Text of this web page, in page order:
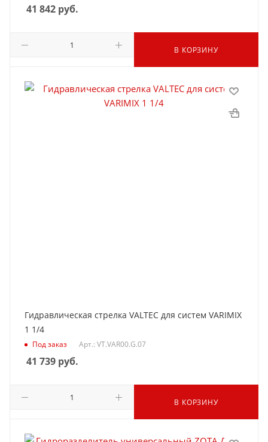
41 842 руб.
В КОРЗИНУ
Гидравлическая стрелка VALTEC для систем VARIMIX
1 1/4
Под заказ Арт.: VT.VAR00.G.07
41 739 руб.
В КОРЗИНУ